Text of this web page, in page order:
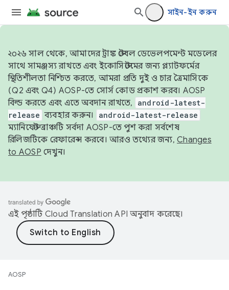
সাইন-ইন করুন
২০২৬ সাল থেকে, আমাদের ট্রাঙ্ক স্টেবল ডেভেলপমেন্ট মডেলের
সাথে সামঞ্জস্য রাখতে এবং ইকোসিস্টেমের জন্য প্ল্যাটফর্মের
স্থিতিশীলতা নিশ্চিত করতে, আমরা প্রতি দুই ও চার ত্রৈমাসিকে
(Q2 এবং Q4) AOSP-তে সোর্স কোড প্রকাশ করব। AOSP
বিল্ড করতে এবং এতে অবদান রাখতে,
android-latest-
release ব্যবহার করুন। android-latest-release
ম্যানিফেস্ট ব্রাঞ্চটি সর্বদা AOSP-তে পুশ করা সর্বশেষ
রিলিজটিকে রেফারেন্স করবে। আরও তথ্যের জন্য, Changes
to AOSP দেখুন।
এই পৃষ্ঠাটি Cloud Translation API অনুবাদ করেছে।
AOSP